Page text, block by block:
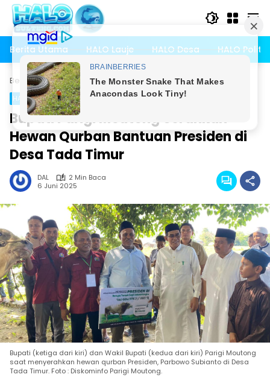
Langsung
konten
Berita Utama
HALO Lauje HALO Desa HALO Politik
Beranda HALO Agama
HALO Agama HALO Parigi Moutong
Bupati Parigi Moutong Serahkan
Hewan Qurban Bantuan Presiden di
Desa Tada Timur
DAL
2 Min Baca
6 Juni 2025
Bupati (ketiga dari kiri) dan Wakil Bupati (kedua dari kiri) Parigi Moutong
saat menyerahkan hewan qurban Presiden, Parbowo Subianto di Desa
Tada Timur. Foto : Diskominfo Parigi Moutong.